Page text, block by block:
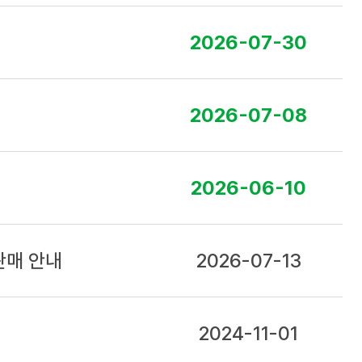
2026-07-30
2026-07-08
2026-06-10
안내 2026-07-13
2024-11-01